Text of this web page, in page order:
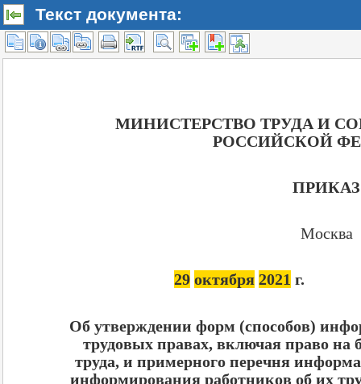
Текст документа: